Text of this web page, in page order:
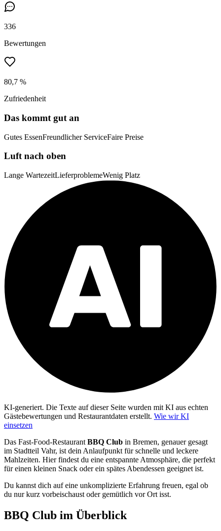
336
Bewertungen
80,7 %
Zufriedenheit
Das kommt gut an
Gutes EssenFreundlicher ServiceFaire Preise
Luft nach oben
Lange WartezeitLieferproblemeWenig Platz
KI-generiert. Die Texte auf dieser Seite wurden mit KI aus echten
Gästebewertungen und Restaurantdaten erstellt. Wie wir KI
einsetzen
Das Fast-Food-Restaurant BBQ Club in Bremen, genauer gesagt
im Stadtteil Vahr, ist dein Anlaufpunkt für schnelle und leckere
Mahlzeiten. Hier findest du eine entspannte Atmosphäre, die perfekt
für einen kleinen Snack oder ein spätes Abendessen geeignet ist.
Du kannst dich auf eine unkomplizierte Erfahrung freuen, egal ob
du nur kurz vorbeischaust oder gemütlich vor Ort isst.
BBQ Club im Überblick